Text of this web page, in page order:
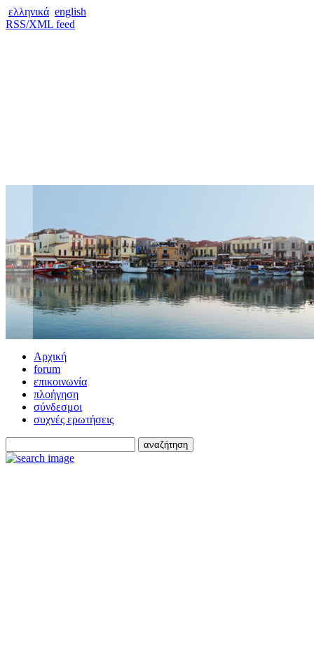
ελληνικά english
RSS/XML feed
Αρχική
forum
επικοινωνία
πλοήγηση
σύνδεσμοι
συχνές ερωτήσεις